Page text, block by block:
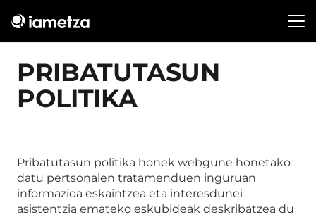
PRIBATUTASUN
POLITIKA
Pribatutasun politika honek webgune honetako
datu pertsonalen tratamenduen inguruan
informazioa eskaintzea eta interesdunei
asistentzia emateko eskubideak deskribatzea du